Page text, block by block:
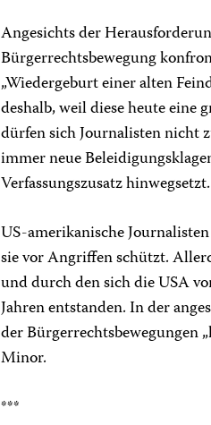
Angesichts der
Bürgerrechtsbewegung
„Wiedergeburt einer alten
deshalb, weil diese heute eine
dürfen sich Journalisten nicht
immer neue
Verfassungszusatz hinwegsetzt.
US-amerikanische
sie vor Angriffen schützt.
und durch den sich die USA
Jahren entstanden. In der
der Bürgerrechtsbewegungen
Minor.
***